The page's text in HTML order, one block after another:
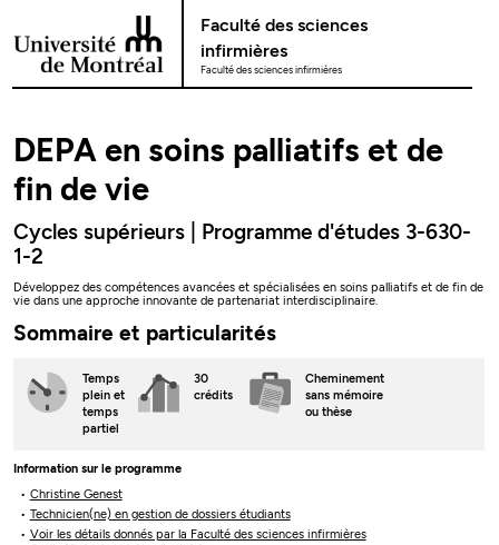
Passer au contenu
Faculté des sciences
infirmières
Faculté des sciences infirmières
DEPA en soins palliatifs et de
fin de vie
Cycles supérieurs | Programme d'études 3-630-
1-2
Développez des compétences avancées et spécialisées en soins palliatifs et de fin de
vie dans une approche innovante de partenariat interdisciplinaire.
Sommaire et particularités
Temps
plein et
temps
partiel
30
crédits
Cheminement
sans mémoire
ou thèse
Information sur le programme
Christine Genest
Technicien(ne) en gestion de dossiers étudiants
Voir les détails donnés par la Faculté des sciences infirmières